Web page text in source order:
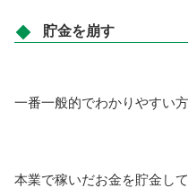
貯金を崩す
一番一般的でわかりやすい方
本業で稼いだお金を貯金し